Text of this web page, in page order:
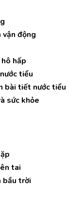
vận động
hấp
tiểu
bài tiết nước tiểu
sức khỏe
tai
bầu trời